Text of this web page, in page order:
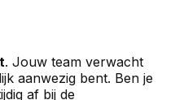
. Jouw team verwacht
aanwezig bent. Ben je
af bij de